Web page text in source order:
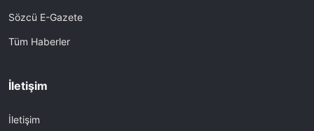
Sözcü E-Gazete
Tüm Haberler
İletişim
İletişim